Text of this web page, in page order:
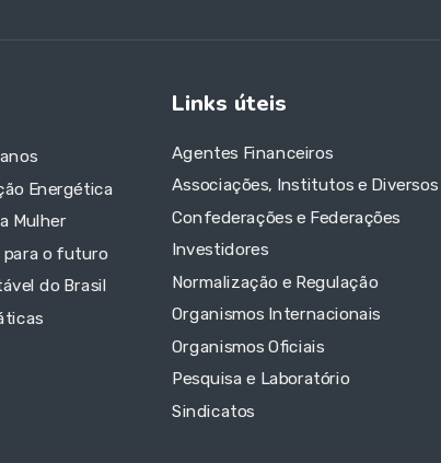
Energética
Mulher
para o futuro
do Brasil
Links úteis
Agentes Financeiros
Associações, Institutos e Diversos
Confederações e Federações
Investidores
Normalização e Regulação
Organismos Internacionais
Organismos Oficiais
Pesquisa e Laboratório
Sindicatos